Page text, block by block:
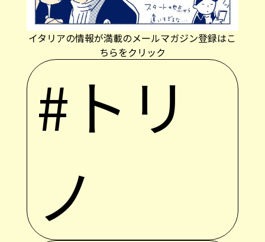
イタリアの情報が満載のメールマガジン登録はこ
ちらをクリック
#トリ
ノ